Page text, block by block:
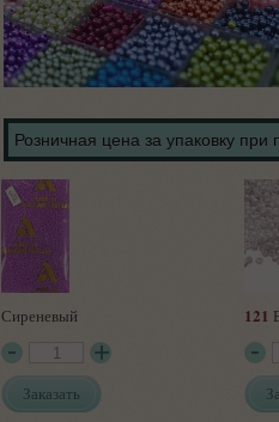
Розничная цена за упаковку при
Сиреневый
Заказать
121